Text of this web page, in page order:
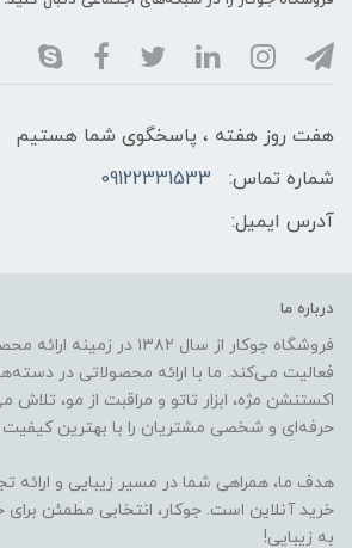
هفت روز هفته ، پاسخگوی شما هستیم
شماره تماس:
09122331533
آدرس ایمیل:
درباره ما
فروشگاه جوکار از سال ۱۳۸۲
فعالیت می‌کند. ما با ارائه محصولاتی در
اکستنشن مژه، ابزار تاتو و مراقبت از مو، تلاش
حرفه‌ای و شخصی مشتریان را با بهترین
هدف ما، همراهی شما در مسیر زیبایی و ارائه
خرید آنلاین است. جوکار، انتخابی مطمئن برای
به زیبایی!